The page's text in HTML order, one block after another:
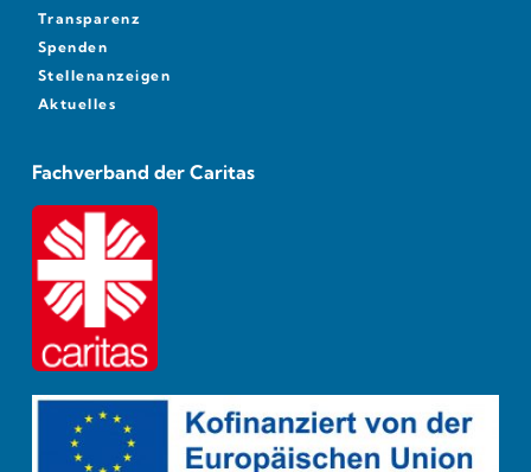
Transparenz
Spenden
Stellenanzeigen
Aktuelles
Fachverband der Caritas